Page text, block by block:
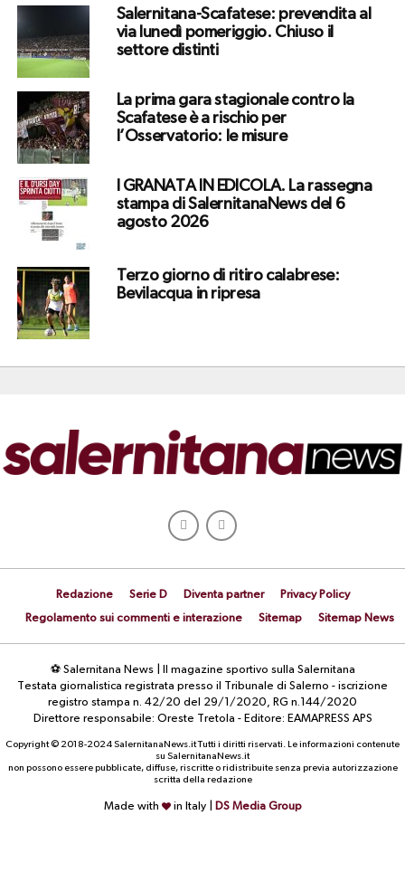
Salernitana-Scafatese: prevendita al
via lunedì pomeriggio. Chiuso il
settore distinti
La prima gara stagionale contro la
Scafatese è a rischio per
l’Osservatorio: le misure
I GRANATA IN EDICOLA. La rassegna
stampa di SalernitanaNews del 6
agosto 2026
Terzo giorno di ritiro calabrese:
Bevilacqua in ripresa
Redazione Serie D Diventa partner
Privacy Policy
Regolamento sui commenti e interazione
Sitemap Sitemap News
⚽ Salernitana News | Il magazine sportivo sulla Salernitana
Testata giornalistica registrata presso il Tribunale di Salerno - iscrizione
registro stampa n. 42/20 del 29/1/2020, RG n.144/2020
Direttore responsabile: Oreste Tretola - Editore: EAMAPRESS APS
Copyright © 2018-2024 SalernitanaNews.it Tutti i diritti riservati. Le informazioni contenute
su SalernitanaNews.it
non possono essere pubblicate, diffuse, riscritte o ridistribuite senza previa autorizzazione
scritta della redazione
Made with in Italy | DS Media Group